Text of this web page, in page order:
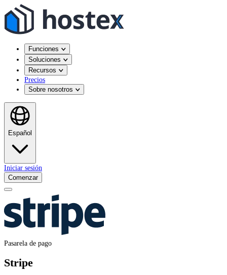
Funciones
Soluciones
Recursos
Precios
Sobre nosotros
Español
Iniciar sesión
Comenzar
Pasarela de pago
Stripe